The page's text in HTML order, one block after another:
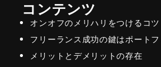
コンテンツ
オンオフのメリハリをつけるコツ
フリーランス成功の鍵はポート
メリットとデメリットの存在